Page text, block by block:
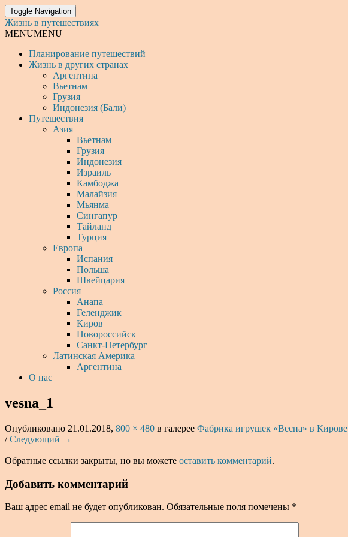
Toggle Navigation
Жизнь в путешествиях
MENUMENU
Планирование путешествий
Жизнь в других странах
Аргентина
Вьетнам
Грузия
Индонезия (Бали)
Путешествия
Азия
Вьетнам
Грузия
Индонезия
Израиль
Камбоджа
Малайзия
Мьянма
Сингапур
Тайланд
Турция
Европа
Испания
Польша
Швейцария
Россия
Анапа
Геленджик
Киров
Новороссийск
Санкт-Петербург
Латинская Америка
Аргентина
О нас
vesna_1
Опубликовано 21.01.2018, 800 × 480 в галерее Фабрика игрушек «Весна» в Кирове
/Следующий →
Обратные ссылки закрыты, но вы можете оставить комментарий.
Добавить комментарий
Ваш адрес email не будет опубликован. Обязательные поля помечены *